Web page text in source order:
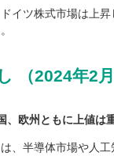
イツ株式市場は上
（2024年2月
、欧州ともに上値は
、半導体市場や人